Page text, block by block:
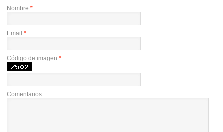
Nombre *
Email *
Código de imagen *
Comentarios